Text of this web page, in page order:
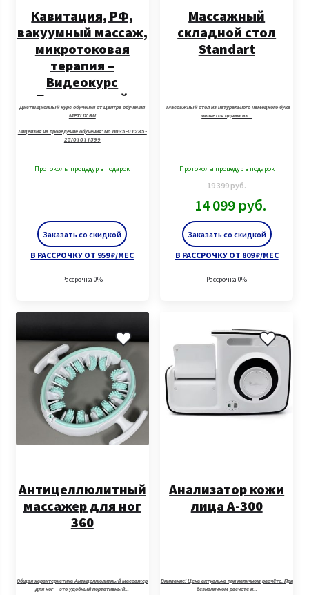
Заказать со скидкой
Кавитация, РФ,
вакуумный массаж,
микротоковая
терапия –
Видеокурс
Продвинутый
Дистанционный курс обучения от Центра обучения
METLIX.RU
Лицензия на проведение обучения: No Л035-01285-
25/01011599
Протоколы процедур в подарок
В РАССРОЧКУ ОТ 959 ₽/МЕС
Рассрочка 0%
Заказать со скидкой
Массажный
складной стол
Standart
Массажный стол из натурального немецкого бука
является одним из…
Протоколы процедур в подарок
19 399руб.
14 099 руб.
В РАССРОЧКУ ОТ 809 ₽/МЕС
Рассрочка 0%
Антицеллюлитный
массажер для ног
360
Общая характеристика Антицеллюлитный массажер
для ног – это удобный портативный…
Анализатор кожи
лица A-300
Внимание! Цена актуальна при наличном расчёте. При
безналичном расчете и…